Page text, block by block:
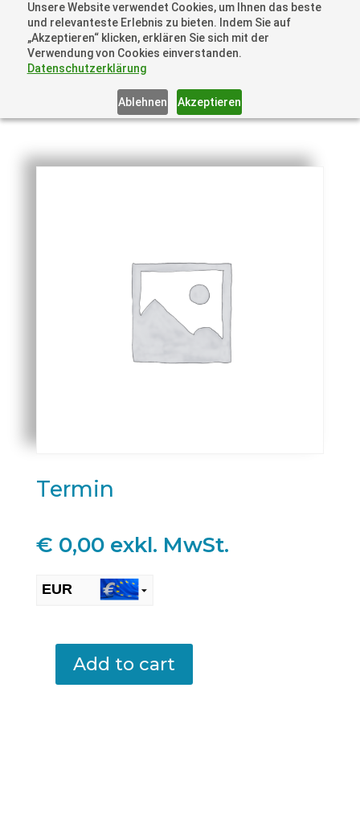
Unsere Website verwendet Cookies, um Ihnen das beste
und relevanteste Erlebnis zu bieten. Indem Sie auf
„Akzeptieren“ klicken, erklären Sie sich mit der
Verwendung von Cookies einverstanden.
Datenschutzerklärung
Ablehnen Akzeptieren
Termin
€ 0,00 exkl. MwSt.
EUR
TerminAdd to cart